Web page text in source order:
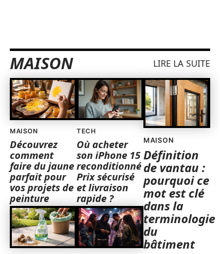
MAISON LIRE LA SUITE
MAISON
Découvrez
comment
faire du jaune
parfait pour
vos projets de
peinture
TECH
Où acheter
son iPhone 15
reconditionné
Prix sécurisé
et livraison
rapide ?
MAISON
Définition
de vantau :
pourquoi ce
mot est clé
dans la
terminologie
du
bâtiment